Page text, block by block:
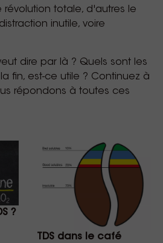
totale, d'autres le
inutile, voire
dire par là ? Quels sont les
fin, est-ce utile ? Continuez à
répondons à toutes ces
?
TDS dans le café